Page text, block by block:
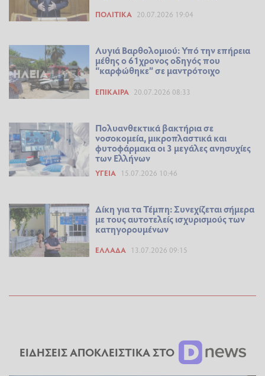
ΠΟΛΙΤΙΚΆ 20.07.2026 19:04
Λυγιά Βαρθολομιού: Υπό την επήρεια
μέθης ο 61χρονος οδηγός που
“καρφώθηκε” σε μαντρότοιχο
ΕΠΊΚΑΙΡΑ 20.07.2026 08:33
Πολυανθεκτικά βακτήρια σε
νοσοκομεία, μικροπλαστικά και
φυτοφάρμακα οι 3 μεγάλες ανησυχίες
των Ελλήνων
ΥΓΕΊΑ 15.07.2026 10:46
Δίκη για τα Τέμπη: Συνεχίζεται σήμερα
με τους αυτοτελείς ισχυρισμούς των
κατηγορουμένων
ΕΛΛΆΔΑ 13.07.2026 09:15
ΕΙΔΗΣΕΙΣ ΑΠΟΚΛΕΙΣΤΙΚΑ ΣΤΟ